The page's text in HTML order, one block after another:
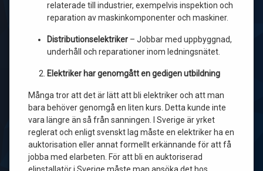
relaterade till industrier, exempelvis inspektion och
reparation av maskinkomponenter och maskiner.
Distributionselektriker – Jobbar med uppbyggnad,
underhåll och reparationer inom ledningsnätet.
Elektriker har genomgått en gedigen utbildning
Många tror att det är lätt att bli elektriker och att man
bara behöver genomgå en liten kurs. Detta kunde inte
vara längre än så från sanningen. I Sverige är yrket
reglerat och enligt svenskt lag måste en elektriker ha en
auktorisation eller annat formellt erkännande för att få
jobba med elarbeten. För att bli en auktoriserad